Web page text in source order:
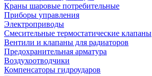
Краны шаровые потребительные
Приборы управления
Электроприводы
Смесительные термостатические клапаны
Вентили и клапаны для радиаторов
Предохранительная арматура
Воздухоотводчики
Компенсаторы гидроударов